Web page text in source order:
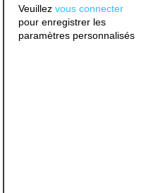
Veuillez vous connecter
pour enregistrer les
paramètres personnalisés